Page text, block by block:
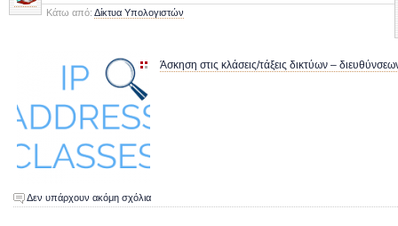
Κάτω από: Δίκτυα Υπολογιστών
Άσκηση στις κλάσεις/τάξεις δικτύων –
Δεν υπάρχουν ακόμη σχόλια